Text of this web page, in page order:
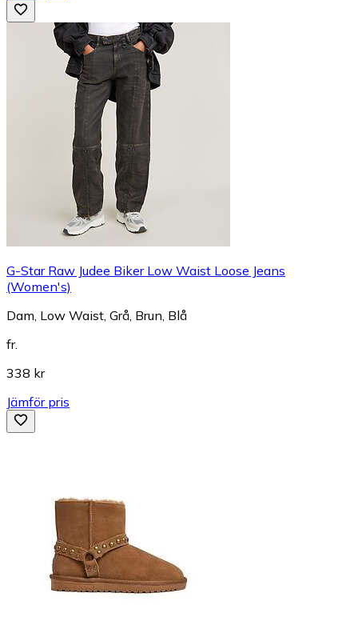
G-Star Raw Judee Biker Low Waist Loose Jeans
(Women's)
Dam, Low Waist, Grå, Brun, Blå
fr.
338 kr
Jämför pris